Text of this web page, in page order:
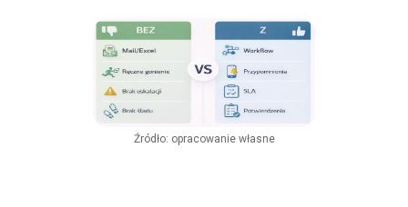
Źródło: opracowanie własne